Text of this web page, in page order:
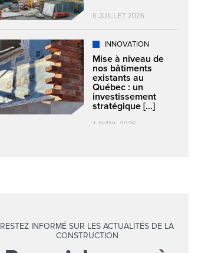
6 JUILLET 2026
INNOVATION
Mise à niveau de
nos bâtiments
existants au
Québec : un
investissement
stratégique [...]
1 AVRIL 2025
RESTEZ INFORMÉ SUR LES ACTUALITÉS DE LA
CONSTRUCTION